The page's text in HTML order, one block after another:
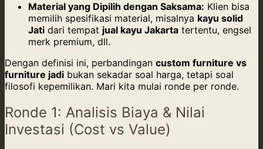
Material yang Dipilih dengan Saksama: Klien bisa
memilih spesifikasi material, misalnya kayu solid
Jati dari tempat jual kayu Jakarta tertentu, engsel
merk premium, dll.
Dengan definisi ini, perbandingan custom furniture vs
furniture jadi bukan sekadar soal harga, tetapi soal
filosofi kepemilikan. Mari kita mulai ronde per ronde.
Ronde 1: Analisis Biaya & Nilai
Investasi (Cost vs Value)